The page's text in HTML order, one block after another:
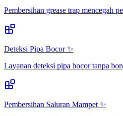
Pembersihan grease trap mencegah
Deteksi Pipa Bocor ✨
Layanan deteksi pipa bocor tanpa
Pembersihan Saluran Mampet ✨